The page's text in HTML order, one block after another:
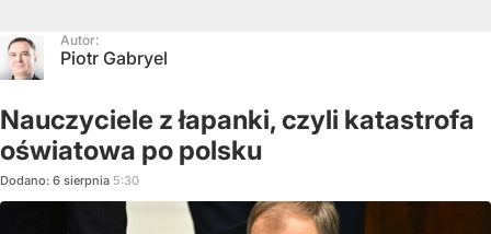
Autor:
Piotr Gabryel
Nauczyciele z łapanki, czyli katastrofa
oświatowa po polsku
Dodano: 6 sierpnia 5:30